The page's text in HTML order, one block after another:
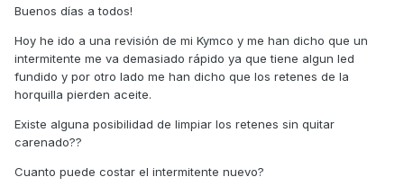
Buenos días a todos!
Hoy he ido a una revisión de mi Kymco y me han dicho que un
intermitente me va demasiado rápido ya que tiene algun led
fundido y por otro lado me han dicho que los retenes de la
horquilla pierden aceite.
Existe alguna posibilidad de limpiar los retenes sin quitar
carenado??
Cuanto puede costar el intermitente nuevo?